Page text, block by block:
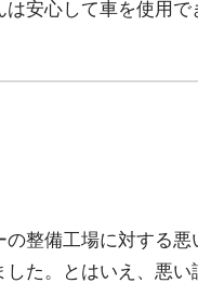
安心して車を使用で
整備工場に対する悪
した。とはいえ、悪い